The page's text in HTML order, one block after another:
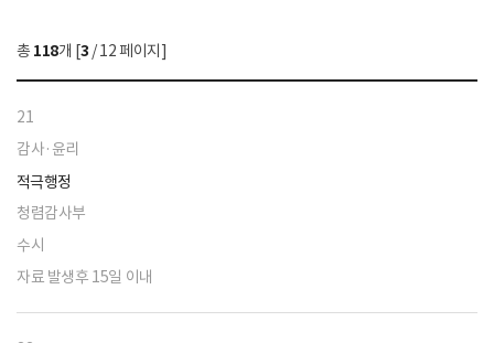
선
택
총 118개 [3 / 12 페이지]
21
감사·윤리
적극행정
청렴감사부
수시
자료 발생후 15일 이내